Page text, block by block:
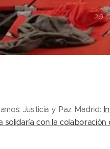
Justicia y Paz Madrid:
solidaría con la